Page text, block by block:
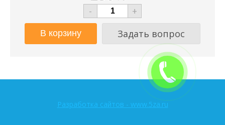
-
+
Задать вопрос
Разработка сайтов - www.5za.ru